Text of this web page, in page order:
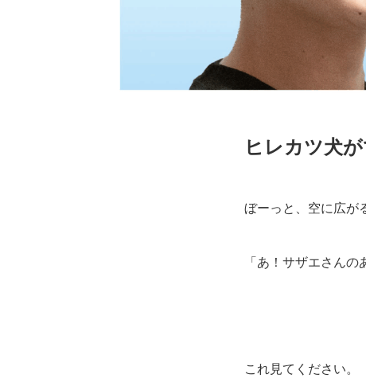
ヒレカツ犬が
ぼーっと、空に広が
「あ！サザエさん
これ見てください。